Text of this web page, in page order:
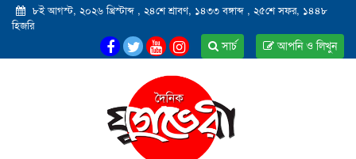
৮ই আগস্ট, ২০২৬ খ্রিস্টাব্দ , ২৪শে শ্রাবণ, ১৪৩৩ বঙ্গাব্দ , ২৫শে সফর, ১৪৪৮
হিজরি
আপনি ও লিখুন
সার্চ